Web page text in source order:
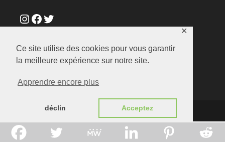
Ce site utilise des cookies pour vous garantir
la meilleure expérience sur notre site.
Apprendre encore plus
déclin Acceptez
✕
Instagram
Facebook
Twitter
stephandumont.fr | Politique de confidentialité